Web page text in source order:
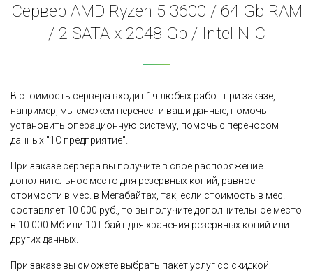
Сервер AMD Ryzen 5 3600 / 64 Gb RAM
/ 2 SATA x 2048 Gb / Intel NIC
В стоимость сервера входит 1ч любых работ при заказе,
например, мы сможем перенести ваши данные, помочь
установить операционную систему, помочь с переносом
данных "1С предприятие".
При заказе сервера вы получите в свое распоряжение
дополнительное место для резервных копий, равное
стоимости в мес. в Мегабайтах, так, если стоимость в мес.
составляет 10 000 руб., то вы получите дополнительное место
в 10 000 Мб или 10 Гбайт для хранения резервных копий или
других данных.
При заказе вы сможете выбрать пакет услуг со скидкой: